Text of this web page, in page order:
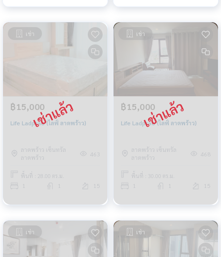
เช่า
฿15,000
Life Ladprao (ไลฟ์ ลาดพร้าว)
ลาดพร้าว เซ็นทรัล
ลาดพร้าว
463
พื้นที่ : 28.00 ตร.ม.
15
เช่า
฿15,000
Life Ladprao (ไลฟ์ ลาดพร้าว)
ลาดพร้าว เซ็นทรัล
ลาดพร้าว
468
พื้นที่ : 30.00 ตร.ม.
15
เช่า เช่า